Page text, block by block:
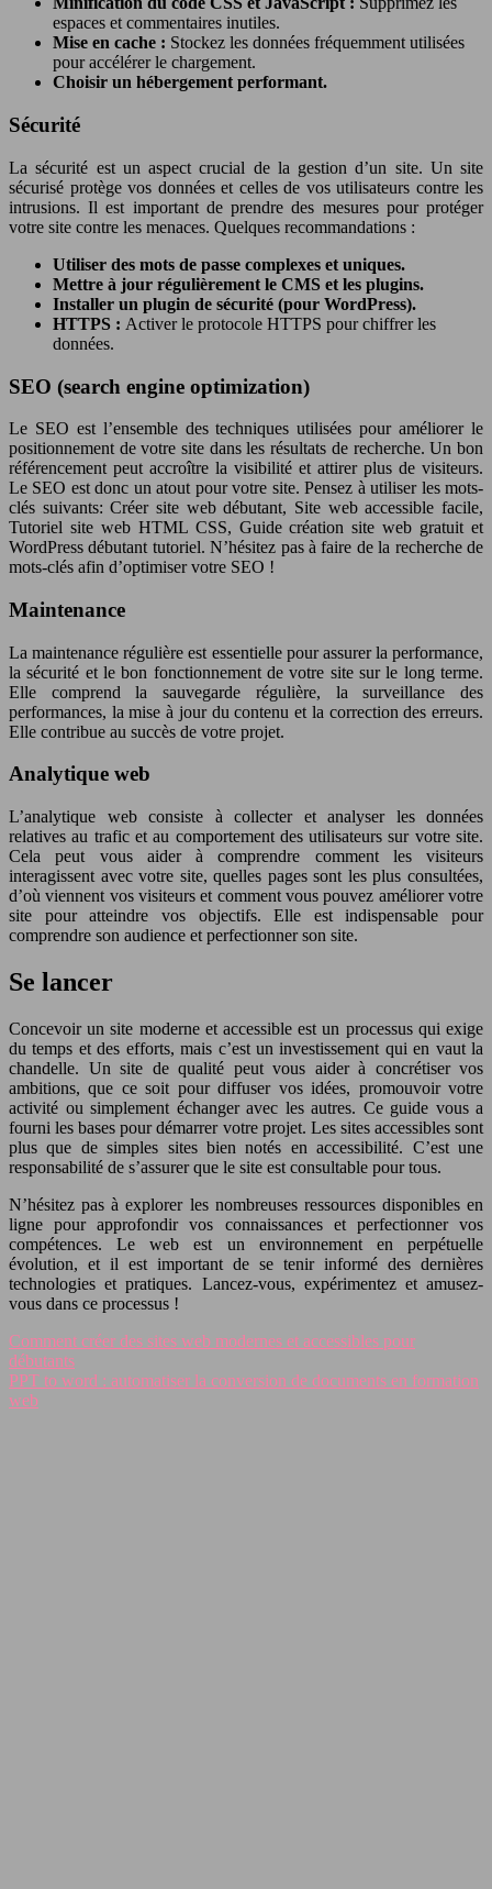
espaces et commentaires inutiles.
Mise en cache : Stockez les données fréquemment utilisées
pour accélérer le chargement.
Choisir un hébergement performant.
Sécurité
La sécurité est un aspect crucial de la gestion d’un site. Un site
sécurisé protège vos données et celles de vos utilisateurs contre les
intrusions. Il est important de prendre des mesures pour protéger
votre site contre les menaces. Quelques recommandations :
Utiliser des mots de passe complexes et uniques.
Mettre à jour régulièrement le CMS et les plugins.
Installer un plugin de sécurité (pour WordPress).
HTTPS : Activer le protocole HTTPS pour chiffrer les
données.
SEO (search engine optimization)
Le SEO est l’ensemble des techniques utilisées pour améliorer le
positionnement de votre site dans les résultats de recherche. Un bon
référencement peut accroître la visibilité et attirer plus de visiteurs.
Le SEO est donc un atout pour votre site. Pensez à utiliser les mots-
clés suivants: Créer site web débutant, Site web accessible facile,
Tutoriel site web HTML CSS, Guide création site web gratuit et
WordPress débutant tutoriel. N’hésitez pas à faire de la recherche de
mots-clés afin d’optimiser votre SEO !
Maintenance
La maintenance régulière est essentielle pour assurer la performance,
la sécurité et le bon fonctionnement de votre site sur le long terme.
Elle comprend la sauvegarde régulière, la surveillance des
performances, la mise à jour du contenu et la correction des erreurs.
Elle contribue au succès de votre projet.
Analytique web
L’analytique web consiste à collecter et analyser les données
relatives au trafic et au comportement des utilisateurs sur votre site.
Cela peut vous aider à comprendre comment les visiteurs
interagissent avec votre site, quelles pages sont les plus consultées,
d’où viennent vos visiteurs et comment vous pouvez améliorer votre
site pour atteindre vos objectifs. Elle est indispensable pour
comprendre son audience et perfectionner son site.
Se lancer
Concevoir un site moderne et accessible est un processus qui exige
du temps et des efforts, mais c’est un investissement qui en vaut la
chandelle. Un site de qualité peut vous aider à concrétiser vos
ambitions, que ce soit pour diffuser vos idées, promouvoir votre
activité ou simplement échanger avec les autres. Ce guide vous a
fourni les bases pour démarrer votre projet. Les sites accessibles sont
plus que de simples sites bien notés en accessibilité. C’est une
responsabilité de s’assurer que le site est consultable pour tous.
N’hésitez pas à explorer les nombreuses ressources disponibles en
ligne pour approfondir vos connaissances et perfectionner vos
compétences. Le web est un environnement en perpétuelle
évolution, et il est important de se tenir informé des dernières
technologies et pratiques. Lancez-vous, expérimentez et amusez-
vous dans ce processus !
Comment créer des sites web modernes et accessibles pour
débutants
PPT to word : automatiser la conversion de documents en formation
web